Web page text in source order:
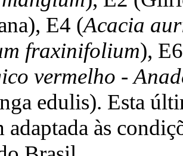
E4 (Acacia
fraxinifolium),
vermelho -
edulis). Esta
adaptada às